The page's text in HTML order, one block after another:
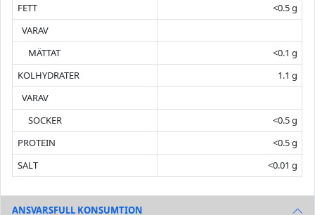
FETT
<0.5 g
VARAV
MÄTTAT
<0.1 g
KOLHYDRATER
1.1 g
VARAV
SOCKER
<0.5 g
PROTEIN
<0.5 g
SALT
<0.01 g
ANSVARSFULL KONSUMTION